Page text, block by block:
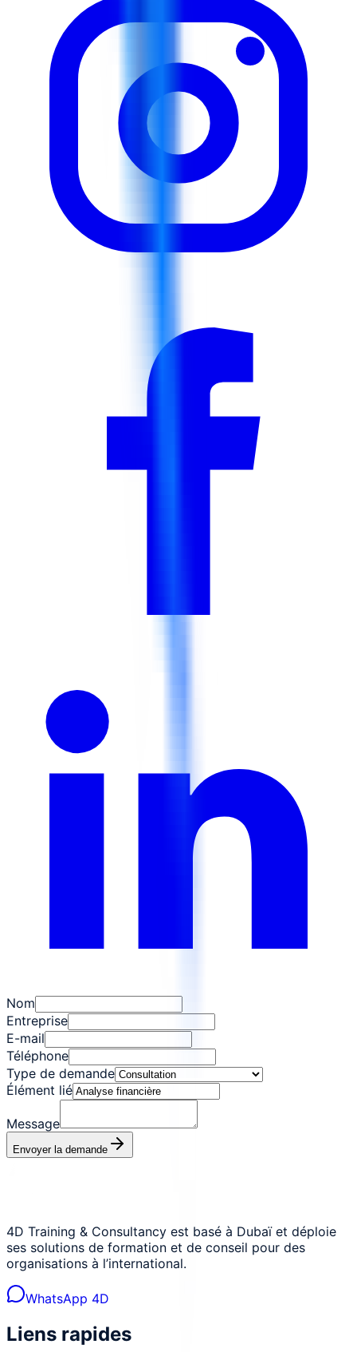
des données. Cette formation sera dispensée à travers
une combinaison de présentations techniques d'outils et
de techniques d'analyse dirigées par un instructeur, de
laboratoires pratiques et de démonstrations de logiciels
utilisant Power BI et Excel, d'ateliers de groupe et
d'activités de résolution de problèmes, d'études de cas
sur les défis réels de la chaîne d'approvisionnement,
d'exercices pratiques avec des ensembles de données
pour la modélisation analytique, de séances interactives
de questions-réponses et de discussions ouvertes, de
mini-projets et d'analyses basées sur des simulations.
Nom
Entreprise
E-mail
Téléphone
Type de demande
Élément lié
Message
Envoyer la demande
4D Training & Consultancy est basé à Dubaï et déploie
ses solutions de formation et de conseil pour des
organisations à l’international.
WhatsApp 4D
Liens rapides